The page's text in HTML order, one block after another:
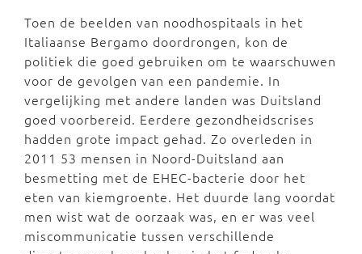
Toen de beelden van noodhospitaals in het
Italiaanse Bergamo doordrongen, kon de
politiek die goed gebruiken om te waarschuwen
voor de gevolgen van een pandemie. In
vergelijking met andere landen was Duitsland
goed voorbereid. Eerdere gezondheidscrises
hadden grote impact gehad. Zo overleden in
2011 53 mensen in Noord-Duitsland aan
besmetting met de EHEC-bacterie door het
eten van kiemgroente. Het duurde lang voordat
men wist wat de oorzaak was, en er was veel
miscommunicatie tussen verschillende